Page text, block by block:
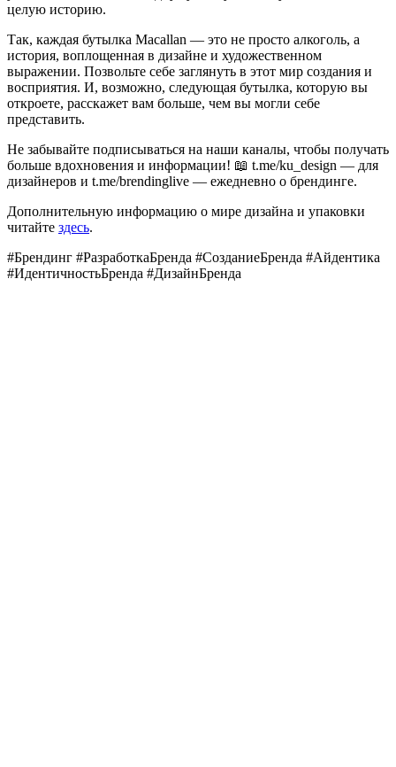
целую историю.
Так, каждая бутылка Macallan — это не просто алкоголь, а
история, воплощенная в дизайне и художественном
выражении. Позвольте себе заглянуть в этот мир создания и
восприятия. И, возможно, следующая бутылка, которую вы
откроете, расскажет вам больше, чем вы могли себе
представить.
Не забывайте подписываться на наши каналы, чтобы получать
больше вдохновения и информации! 📖 t.me/ku_design — для
дизайнеров и t.me/brendinglive — ежедневно о брендинге.
Дополнительную информацию о мире дизайна и упаковки
читайте здесь.
#Брендинг #РазработкаБренда #СозданиеБренда #Айдентика
#ИдентичностьБренда #ДизайнБренда